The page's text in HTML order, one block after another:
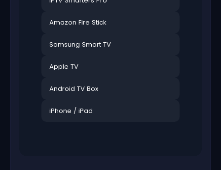
Amazon Fire Stick
Samsung Smart TV
Apple TV
Android TV Box
iPhone / iPad